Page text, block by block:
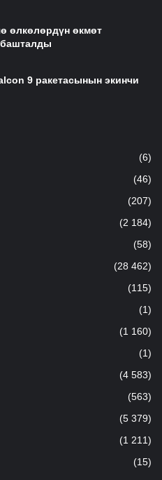
өлкөлөрдүн өкмөт
9 ракетасынын экинчи
(6)
(46)
(207)
(2 184)
(58)
(28 462)
(115)
(1)
(1 160)
(1)
(4 583)
(563)
(5 379)
(1 211)
(15)